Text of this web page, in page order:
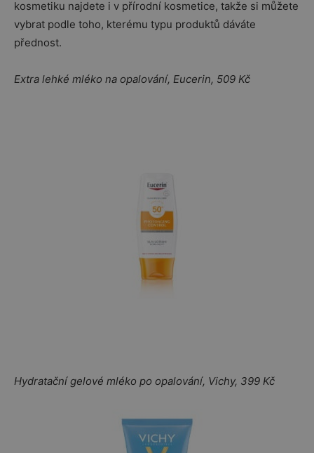
kosmetiku najdete i v přírodní kosmetice, takže si můžete
vybrat podle toho, kterému typu produktů dáváte
přednost.
Extra lehké mléko na opalování, Eucerin, 509 Kč
Hydratační gelové mléko po opalování, Vichy, 399 Kč